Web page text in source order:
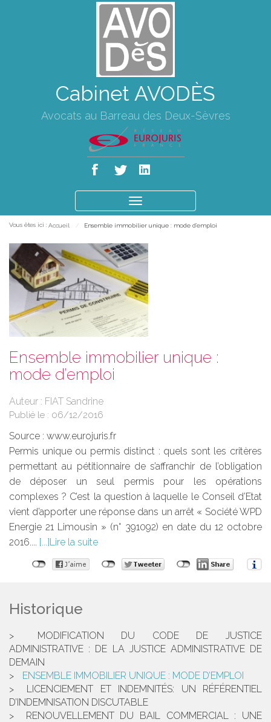
Cabinet AVODÈS
Avocats au Barreau des Deux-Sèvres
le
Vous êtes ici : Accueil Ensemble immobilier unique : mode d’emploi
Ensemble immobilier unique :
mode d’emploi
Auteur : FIAT Sandrine
Publié le : 06/12/2016
Source : www.eurojuris.fr
Permis unique ou permis distinct : quels sont les critères
permettant au pétitionnaire de s’affranchir de l’obligation
de déposer un seul permis pour les opérations
complexes ? C’est la question à laquelle le Conseil d’Etat
vient d’apporter une réponse dans un arrêt « Société WPD
Energie 21 Limousin » (n° 391092) en date du 12 octobre
2016....
Lire la suite
Historique
MODIFICATION DU CODE DE JUSTICE
ADMINISTRATIVE : DE LA JUSTICE ADMINISTRATIVE DE
DEMAIN
ENSEMBLE IMMOBILIER UNIQUE : MODE D’EMPLOI
LICENCIEMENT ET INDEMNITÉS: UN RÉFÉRENTIEL
D’INDEMNISATION DISCUTABLE
RENOUVELLEMENT DU BAIL COMMERCIAL : UNE